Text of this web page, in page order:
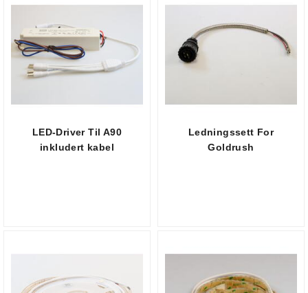
LED-Driver Til A90
inkludert kabel
Ledningssett For
Goldrush